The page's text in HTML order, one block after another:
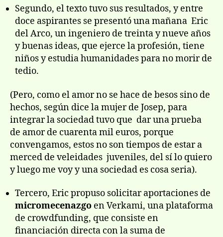
Segundo, el texto tuvo sus resultados, y entre
doce aspirantes se presentó una mañana Eric
del Arco, un ingeniero de treinta y nueve años
y buenas ideas, que ejerce la profesión, tiene
niños y estudia humanidades para no morir de
tedio.
(Pero, como el amor no se hace de besos sino de
hechos, según dice la mujer de Josep, para
integrar la sociedad tuvo que dar una prueba
de amor de cuarenta mil euros, porque
convengamos, estos no son tiempos de estar a
merced de veleidades juveniles, del sí lo quiero
y luego me voy y una sociedad es cosa seria).
Tercero, Eric propuso solicitar aportaciones de
micromecenazgo en Verkami, una plataforma
de crowdfunding, que consiste en
financiación directa con la suma de